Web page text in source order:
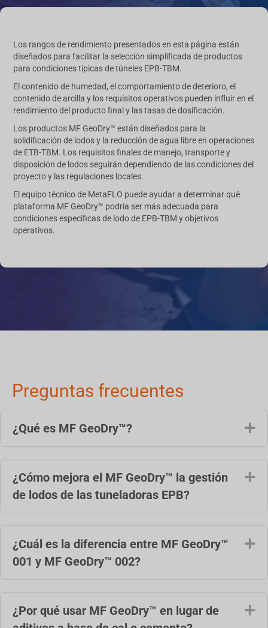
Los rangos de rendimiento presentados en esta página están
diseñados para facilitar la selección simplificada de productos
para condiciones típicas de túneles EPB-TBM.
El contenido de humedad, el comportamiento de deterioro, el
contenido de arcilla y los requisitos operativos pueden influir en el
rendimiento del producto final y las tasas de dosificación.
Los productos MF GeoDry™ están diseñados para la
solidificación de lodos y la reducción de agua libre en operaciones
de ETB-TBM. Los requisitos finales de manejo, transporte y
disposición de lodos seguirán dependiendo de las condiciones del
proyecto y las regulaciones locales.
El equipo técnico de MetaFLO puede ayudar a determinar qué
plataforma MF GeoDry™ podría ser más adecuada para
condiciones específicas de lodo de EPB-TBM y objetivos
operativos.
Preguntas frecuentes
¿Qué es MF GeoDry™?
¿Cómo mejora el MF GeoDry™ la gestión
de lodos de las tuneladoras EPB?
¿Cuál es la diferencia entre MF GeoDry™
001 y MF GeoDry™ 002?
¿Por qué usar MF GeoDry™ en lugar de